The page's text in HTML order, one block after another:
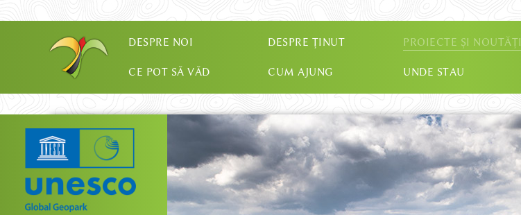
DESPRE NOI DESPRE ȚINUT PROIECTE ȘI NOUTĂȚI
CE POT SĂ VĂD CUM AJUNG UNDE STAU